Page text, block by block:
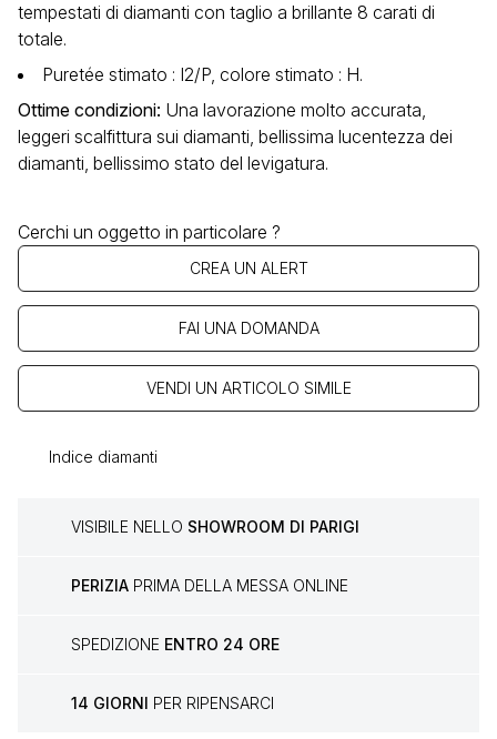
tempestati di diamanti con taglio a brillante 8 carati di
totale.
Puretée stimato : I2/P, colore stimato : H.
Ottime condizioni: Una lavorazione molto accurata,
leggeri scalfittura sui diamanti, bellissima lucentezza dei
diamanti, bellissimo stato del levigatura.
Cerchi un oggetto in particolare ?
CREA UN ALERT
FAI UNA DOMANDA
VENDI UN ARTICOLO SIMILE
Indice diamanti
VISIBILE NELLO SHOWROOM DI PARIGI
PERIZIA PRIMA DELLA MESSA ONLINE
SPEDIZIONE ENTRO 24 ORE
14 GIORNI PER RIPENSARCI